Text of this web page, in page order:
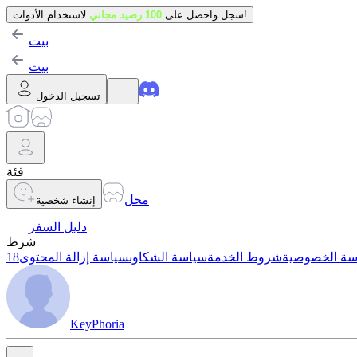
سجل واحصل على 100 رصيد مجاني لاستخدام الأدوات!
بيت
بيت
تسجيل الدخول
فئة
إنشاء شخصية
محل
دليل السفر
شرط
الخصوصيةشروط الخدمةسياسة الشكاوىسياسة إزالة المحتوى
KeyPhoria